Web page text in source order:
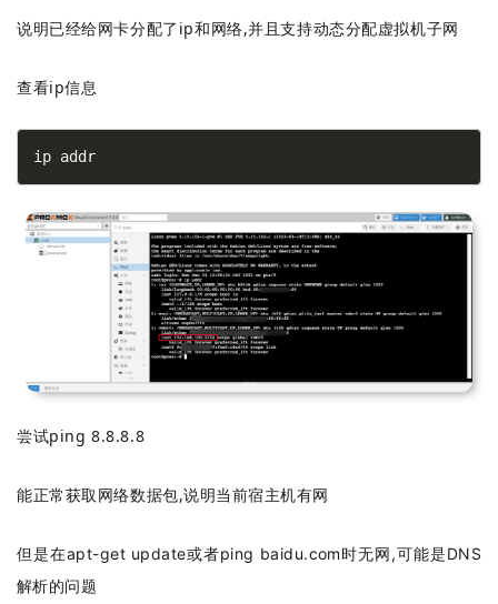
说明已经给网卡分配了ip和网络,并且支持动态分配虚拟机子网
查看ip信息
ip addr
尝试ping 8.8.8.8
能正常获取网络数据包,说明当前宿主机有网
但是在apt-get update或者ping baidu.com时无网,可能是DNS
解析的问题